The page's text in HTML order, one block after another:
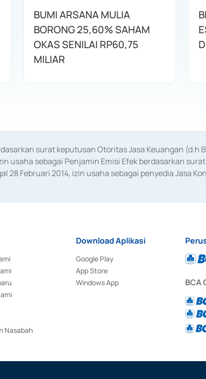
BUMI ARSANA MULIA
BORONG 25,60% SAHAM
OKAS SENILAI RP60,75
MILIAR
surat keputusan Otoritas Jasa Keuangan (d.h
usaha sebagai Penjamin Emisi Efek berdasarkan
28 Februari 2014, izin usaha sebagai penyedia Jasa
Nasabah
Download Aplikasi
Google Play
App Store
Windows App
BCA